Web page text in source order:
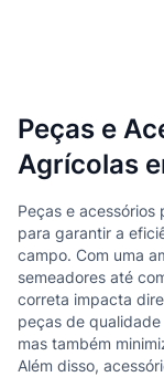
Peças e
Agrícolas
Peças e acessórios
para garantir a
campo. Com uma
semeadores até
correta impacta
peças de
mas também
Além disso,